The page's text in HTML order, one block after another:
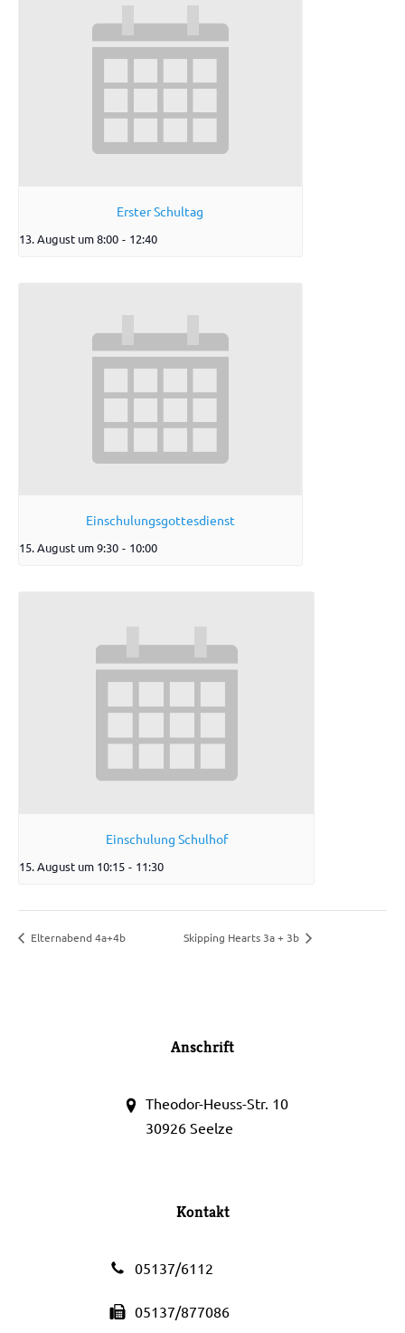
Erster Schultag
13. August um 8:00 - 12:40
Einschulungsgottesdienst
15. August um 9:30 - 10:00
Einschulung Schulhof
15. August um 10:15 - 11:30
Elternabend 4a+4b Skipping Hearts 3a + 3b
Anschrift
Theodor-Heuss-Str. 10
30926 Seelze
Kontakt
05137/6112
05137/877086